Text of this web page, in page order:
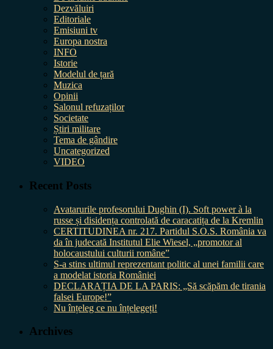
Dezvăluiri
Editoriale
Emisiuni tv
Europa nostra
INFO
Istorie
Modelul de țară
Muzica
Opinii
Salonul refuzaților
Societate
Știri militare
Tema de gândire
Uncategorized
VIDEO
Recent Posts
Avatarurile profesorului Dughin (I). Soft power à la
russe și disidența controlată de caracatița de la Kremlin
CERTITUDINEA nr. 217. Partidul S.O.S. România va
da în judecată Institutul Elie Wiesel, „promotor al
holocaustului culturii române”
S-a stins ultimul reprezentant politic al unei familii care
a modelat istoria României
DECLARAȚIA DE LA PARIS: „Să scăpăm de tirania
falsei Europe!”
Nu înțeleg ce nu înțelegeți!
Archives